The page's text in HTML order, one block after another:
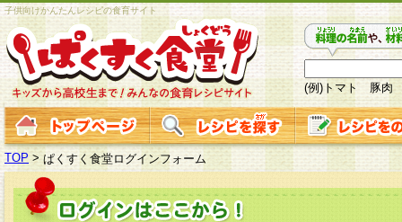
子供向けかんたんレシピの食育サイト
(例)トマト 豚肉
TOP > ぱくすく食堂ログインフォーム